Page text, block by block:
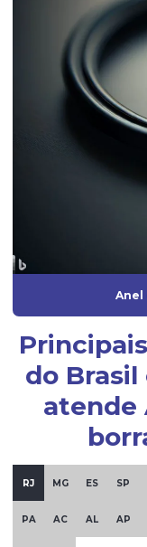
Grommets de
Guarnição de
Guarnição de silicone
Indústria de artefatos
Indústria de borrachas
Mangueira de
Mangueira de silicone
Mangueira de silicone
Mangueira de silicone
Oring silicone
Anel
do Brasil
atende
RJ MG ES SP
PA AC AL AP